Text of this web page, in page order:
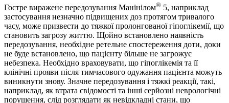
Гостре виражене передозування Манінілом® 5, наприклад
застосування незначно підвищених доз протягом тривалого
часу, може призвести до тяжкої пролонгованої гіпоглікемії, що
становить загрозу життю. Щойно встановлено наявність
передозування, необхідне ретельне спостереження доти, доки
не буде встановлено, що пацієнту більше не загрожує
небезпека. Необхідно враховувати, що гіпоглікемія та її
клінічні прояви після тимчасового одужання пацієнта можуть
виникнути знову. Значне передозування і тяжкі реакції, такі,
наприклад, як втрата свідомості та інші серйозні неврологічні
порушення, слід розглядати як невідкладні стани, що